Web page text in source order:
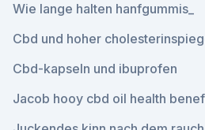
Wie lange halten hanfgummis_
Cbd und hoher
Cbd-kapseln und ibuprofen
Jacob hooy cbd oil health